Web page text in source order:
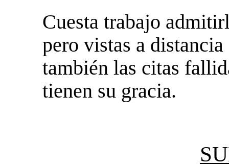
Cuesta trabajo
pero vistas a distancia
también las citas
tienen su gracia.